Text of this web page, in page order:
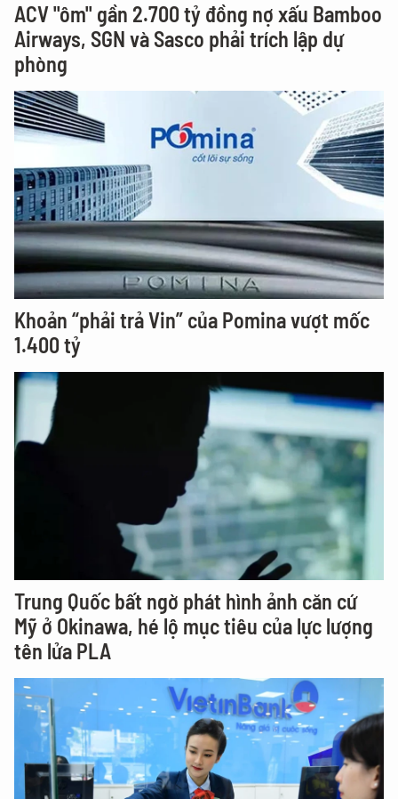
ACV "ôm" gần 2.700 tỷ đồng nợ xấu Bamboo
Airways, SGN và Sasco phải trích lập dự
phòng
Khoản “phải trả Vin” của Pomina vượt mốc
1.400 tỷ
Trung Quốc bất ngờ phát hình ảnh căn cứ
Mỹ ở Okinawa, hé lộ mục tiêu của lực lượng
tên lửa PLA